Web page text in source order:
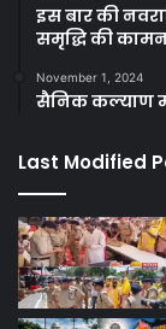
इस बार की
समृद्धि की
November 1, 2024
सैनिक कल्याण
Last Modified